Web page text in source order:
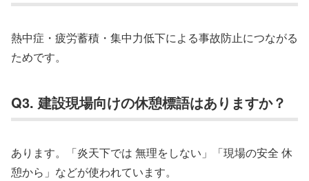
熱中症・疲労蓄積・集中力低下による事故防止につながる
ためです。
Q3. 建設現場向けの休憩標語はありますか？
あります。「炎天下では 無理をしない」「現場の安全 休
憩から」などが使われています。